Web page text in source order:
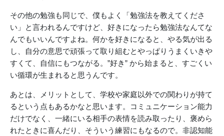
その他の勉強も同じで、僕もよく「勉強法を教えてくださ
い」と言われるんですけど、好きになったら勉強法なんてな
んでもいいんですよね。何かを好きになると、やる気が出る
し、自分の意思で頑張って取り組むとやっぱりうまくいきや
すくて、自信にもつながる。”好き” から始まると、すごくい
い循環が生まれると思うんです。
あとは、メリットとして、学校や家庭以外での関わりが持て
るという点もあるかなと思います。コミュニケーション能力
だけでなく、一緒にいる相手の表情を読み取ったり、褒めら
れたときに喜んだり、そういう練習にもなるので。非認知能